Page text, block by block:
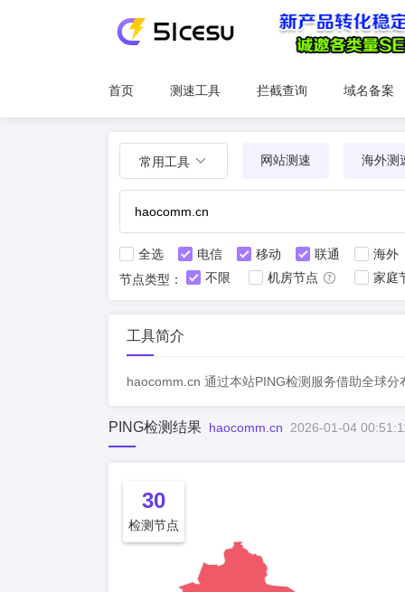
首页 测速工具 拦截查询 域名备案
常用工具 网站测速 海外测
全选 电信 移动 联通
海外
节点类型：
不限 机房节点 家庭
工具简介
haocomm.cn 通过本站PING检测服务借助全球
PING检测结果 haocomm.cn 2026-01-04
30
检测节点